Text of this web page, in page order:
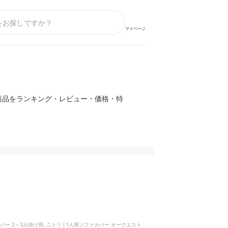
マイページ
をランキング・レビュー・価格・特
ー 2～3人掛け用, ニトリ | 1人用ソファカバー オークエスト